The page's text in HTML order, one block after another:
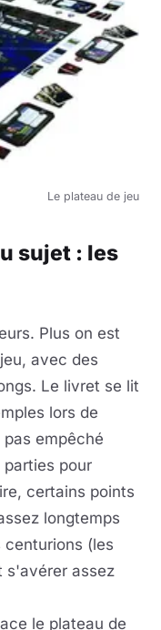
Le plateau de jeu
sujet : les
Plus on est
avec des
Le livret se lit
lors de
empêché
pour
certains points
longtemps
(les
s'avérer assez
le plateau de